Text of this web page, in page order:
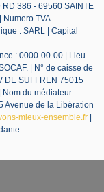
386 - 69560 SAINTE
Numero TVA
: SARL | Capital
: 0000-00-00 | Lieu
| N° de caisse de
DE SUFFREN 75015
Nom du médiateur :
Avenue de la Libération
mieux-ensemble.fr